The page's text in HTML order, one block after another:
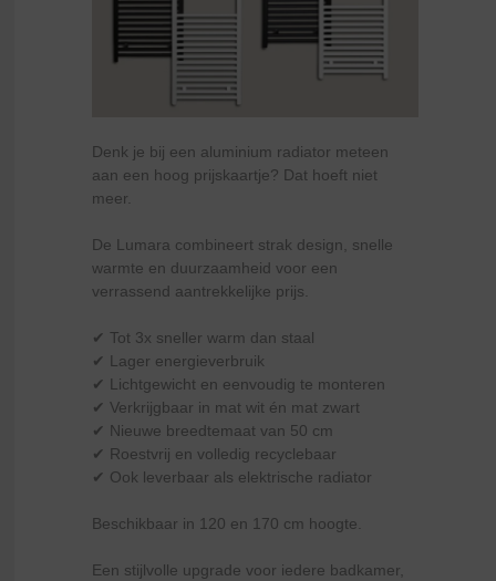
Denk je bij een aluminium radiator meteen
aan een hoog prijskaartje? Dat hoeft niet
meer.
De Lumara combineert strak design, snelle
warmte en duurzaamheid voor een
verrassend aantrekkelijke prijs.
✔ Tot 3x sneller warm dan staal
✔ Lager energieverbruik
✔ Lichtgewicht en eenvoudig te monteren
✔ Verkrijgbaar in mat wit én mat zwart
✔ Nieuwe breedtemaat van 50 cm
✔ Roestvrij en volledig recyclebaar
✔ Ook leverbaar als elektrische radiator
Beschikbaar in 120 en 170 cm hoogte.
Een stijlvolle upgrade voor iedere badkamer,